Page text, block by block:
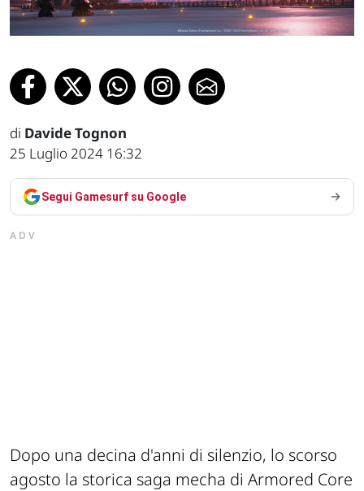
di Davide Tognon
25 Luglio 2024 16:32
Segui Gamesurf su Google
ADV
Dopo una decina d'anni di silenzio, lo scorso
agosto la storica saga mecha di Armored Core